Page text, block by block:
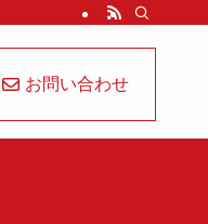
お問い合わせ